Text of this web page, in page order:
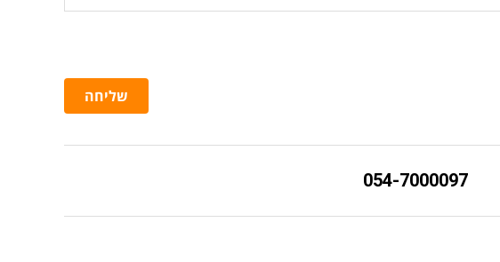
שליחה
054-7000097